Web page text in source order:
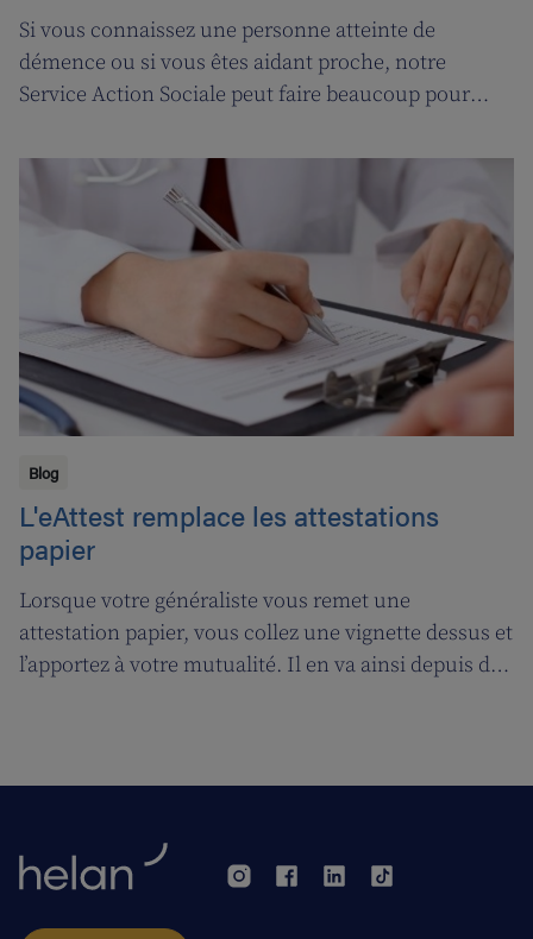
Si vous connaissez une personne atteinte de
démence ou si vous êtes aidant proche, notre
Service Action Sociale peut faire beaucoup pour
qu'elle établit un plan de soins pour Jossé et
Maurice.
Blog
L'eAttest remplace les attestations
papier
Lorsque votre généraliste vous remet une
attestation papier, vous collez une vignette dessus et
l’apportez à votre mutualité. Il en va ainsi depuis des
vous facilitera grandement la vie.